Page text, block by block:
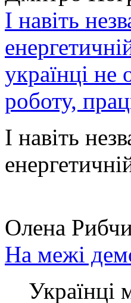
І навіть
українці
роботу,
І навіть
Олена
На межі
Українці